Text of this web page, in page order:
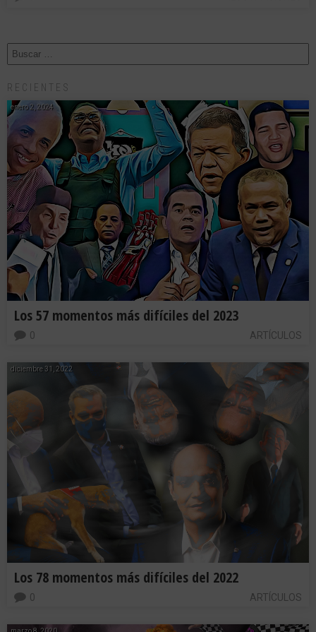
RECIENTES
enero 2, 2024
Los 57 momentos más difíciles del 2023
ARTÍCULOS
0
diciembre 31, 2022
Los 78 momentos más difíciles del 2022
ARTÍCULOS
0